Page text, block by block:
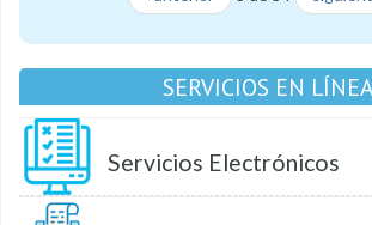
SERVICIOS EN LÍNEA
Servicios Electrónicos